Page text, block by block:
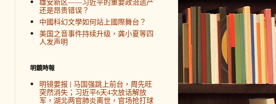
还是昂贵错误？
中國科幻文學如何站上國際舞台？
美国之音事件持续升级，龚小夏等四
人发声明
明鏡時報
明镜要报 | 马国强跳上前台，周先旺
突然消失；习近平6天4次放话解放
军，湖北两官肺炎离世，官场抢打球